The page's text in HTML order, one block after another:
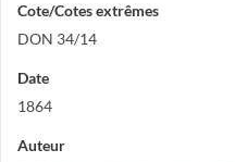
Cote/Cotes extrêmes
DON 34/14
Date
1864
Auteur